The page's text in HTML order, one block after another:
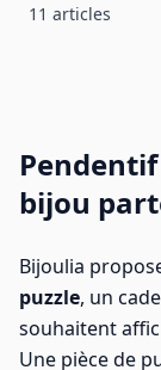
11 articles
bijou
Bijoulia
puzzle, un
souhaitent
Une pièce de